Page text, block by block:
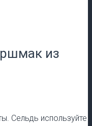
из
Сельдь используйте